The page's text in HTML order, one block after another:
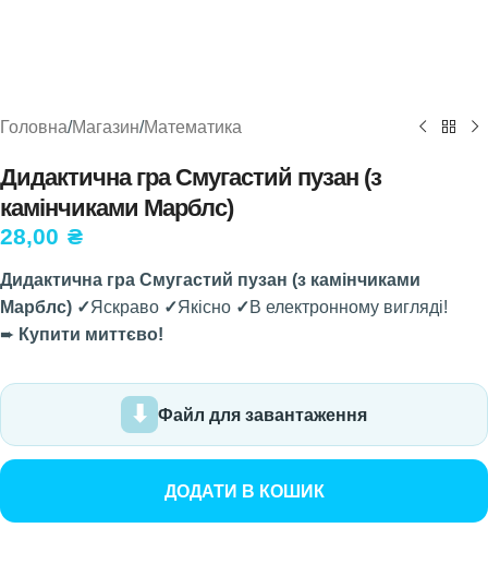
Головна/Магазин/Математика
Дидактична гра Смугастий пузан (з
камінчиками Марблс)
28,00 ₴
Дидактична гра Смугастий пузан (з камінчиками
Марблс) ✓Яскраво ✓Якісно ✓В електронному вигляді!
➨ Купити миттєво!
Файл для завантаження
ДОДАТИ В КОШИК